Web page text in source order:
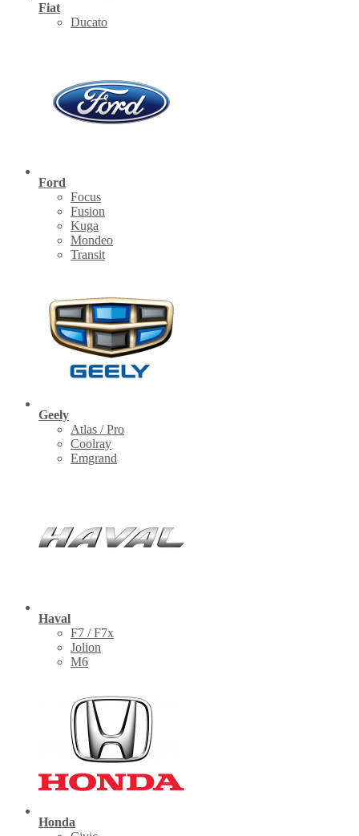
Fiat
Ducato
Ford
Focus
Fusion
Kuga
Mondeo
Transit
Geely
Atlas / Pro
Coolray
Emgrand
Haval
F7 / F7x
Jolion
M6
Honda